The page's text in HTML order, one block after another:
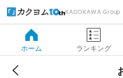
KADOKAWA Group
ホーム ランキング